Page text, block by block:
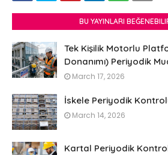
BU YAYINLARI
Tek Kişilik Motorlu
Donanımı) Periyodik
March 17, 2026
İskele Periyodik
March 14, 2026
Kartal Periyodik